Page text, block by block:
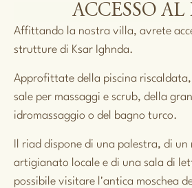
ACCESSO AL
Affittando la nostra villa, avrete
strutture di Ksar Ighnda.
Approfittate della piscina riscaldata,
sale per massaggi e scrub, della
idromassaggio o del bagno turco.
Il riad dispone di una palestra, di un
artigianato locale e di una sala di
possibile visitare l'antica moschea